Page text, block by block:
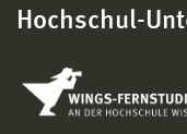
Hochschul-